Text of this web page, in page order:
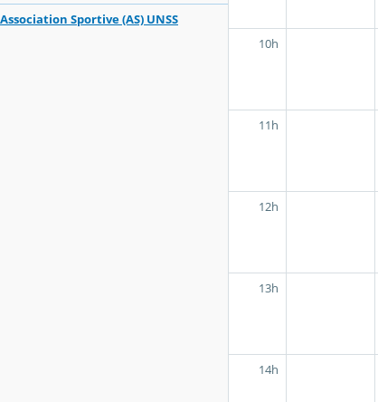
Association Sportive (AS) UNSS
10h
11h
12h
13h
14h